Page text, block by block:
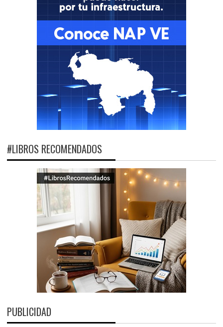
#LIBROS RECOMENDADOS
PUBLICIDAD